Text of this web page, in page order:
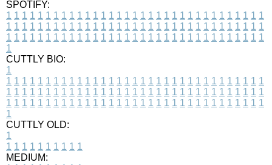
SPOTIFY:
1 1 1 1 1 1 1 1 1 1 1 1 1 1 1 1 1 1 1 1 1 1 1 1 1 1 1 1 1 1 1 1 1
1 1 1 1 1 1 1 1 1 1 1 1 1 1 1 1 1 1 1 1 1 1 1 1 1 1 1 1 1 1 1 1 1
1 1 1 1 1 1 1 1 1 1 1 1 1 1 1 1 1 1 1 1 1 1 1 1 1 1 1 1 1 1 1 1 1
1
CUTTLY BIO:
1
1 1 1 1 1 1 1 1 1 1 1 1 1 1 1 1 1 1 1 1 1 1 1 1 1 1 1 1 1 1 1 1 1
1 1 1 1 1 1 1 1 1 1 1 1 1 1 1 1 1 1 1 1 1 1 1 1 1 1 1 1 1 1 1 1 1
1 1 1 1 1 1 1 1 1 1 1 1 1 1 1 1 1 1 1 1 1 1 1 1 1 1 1 1 1 1 1 1 1
1
CUTTLY OLD:
1
1 1 1 1 1 1 1 1 1 1
MEDIUM: